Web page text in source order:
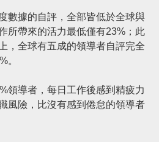
數據的自評，全部皆低於全球與
所帶來的活力最低僅有23%；此
，全球有五成的領導者自評完全
。
領導者，每日工作後感到精疲力
風險，比沒有感到倦怠的領導者